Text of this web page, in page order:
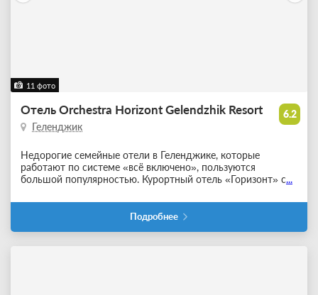
11 фото
6.2
Отель Orchestra Horizont Gelendzhik Resort
Геленджик
Недорогие семейные отели в Геленджике, которые
работают по системе «всё включено», пользуются
большой популярностью. Курортный отель «Горизонт» с...
Подробнее